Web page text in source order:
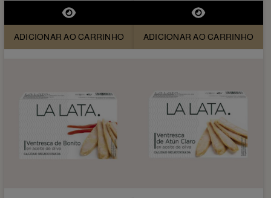
ADICIONAR AO CARRINHO ADICIONAR AO CARRINHO